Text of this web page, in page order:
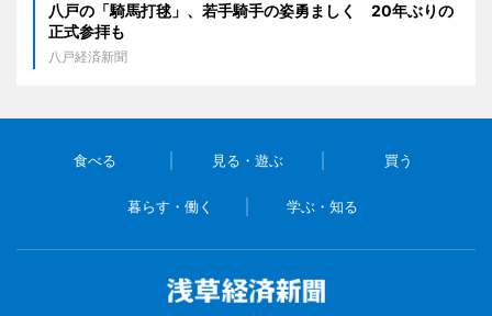
八戸の「騎馬打毬」、若手騎手の姿勇ましく 20年ぶりの
正式参拝も
八戸経済新聞
食べる 見る・遊ぶ 買う
暮らす・働く 学ぶ・知る